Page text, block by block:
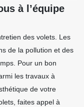
à l’équipe
des volets. Les
de la pollution et des
Pour un bon
les travaux à
de votre
faites appel à